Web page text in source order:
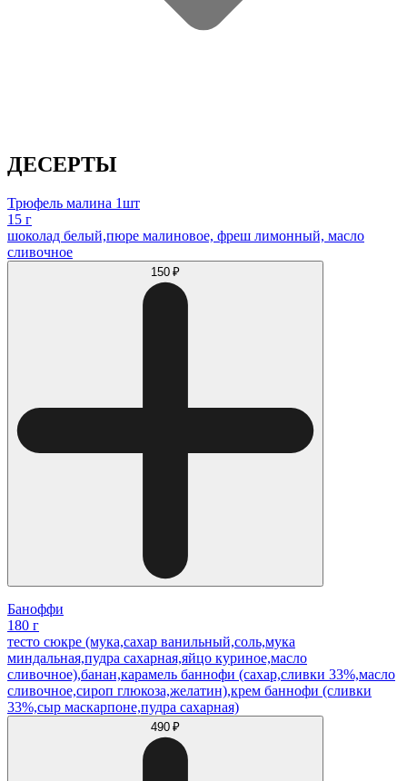
ДЕСЕРТЫ
Трюфель малина 1шт
15 г
шоколад белый,пюре малиновое, фреш лимонный, масло
сливочное
150 ₽
Баноффи
180 г
тесто сюкре (мука,сахар ванильный,соль,мука
миндальная,пудра сахарная,яйцо куриное,масло
сливочное),банан,карамель баннофи (сахар,сливки 33%,масло
сливочное,сироп глюкоза,желатин),крем баннофи (сливки
33%,сыр маскарпоне,пудра сахарная)
490 ₽